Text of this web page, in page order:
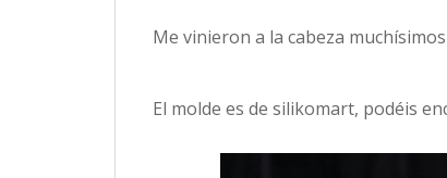
Me vinieron a la cabeza
El molde es de silikomart, podéis